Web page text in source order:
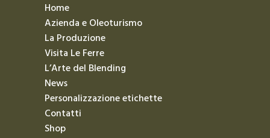
Home
Azienda e Oleoturismo
La Produzione
Visita Le Ferre
L’Arte del Blending
News
Personalizzazione etichette
Contatti
Shop